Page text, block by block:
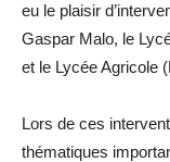
eu le plaisir
Gaspar Malo, le
et le Lycée Agricole
Lors de ces
thématiques